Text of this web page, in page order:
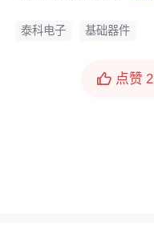
泰科电子 基础器件
点赞 2